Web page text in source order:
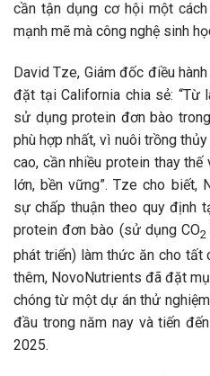
cần tận dụng cơ hội một
mạnh mẽ mà công nghệ sinh
David Tze, Giám đốc điều
đặt tại California chia sẻ: “Từ
sử dụng protein đơn bào
phù hợp nhất, vì nuôi trồng
cao, cần nhiều protein thay
lớn, bền vững”. Tze cho biết,
sự chấp thuận theo quy định
protein đơn bào (sử dụng CO2
phát triển) làm thức ăn cho
thêm, NovoNutrients đã đặt
chóng từ một dự án thử
đầu trong năm nay và tiến
2025.